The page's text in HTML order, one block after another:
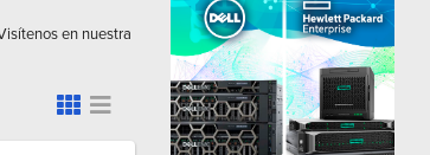
en nuestra